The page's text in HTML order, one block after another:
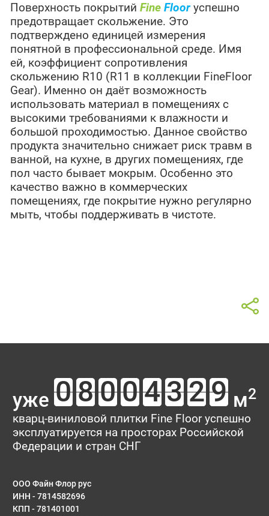
Поверхность покрытийFine Floorуспешно
предотвращает скольжение. Это
подтверждено единицей измерения
понятной в профессиональной среде. Имя
ей, коэффициент сопротивления
скольжению R10 (R11 в коллекции FineFloor
Gear). Именно он даёт возможность
использовать материал в помещениях с
высокими требованиями к влажности и
большой проходимостью. Данное свойство
продукта значительно снижает риск травм в
ванной, на кухне, в других помещениях, где
пол часто бывает мокрым. Особенно это
качество важно в коммерческих
помещениях, где покрытие нужно регулярно
мыть, чтобы поддерживать в чистоте.
уже м2
кварц-виниловой плитки Fine Floor успешно
эксплуатируется на просторах Российской
Федерации и стран СНГ
ООО Файн Флор рус
ИНН - 7814582696
КПП - 781401001